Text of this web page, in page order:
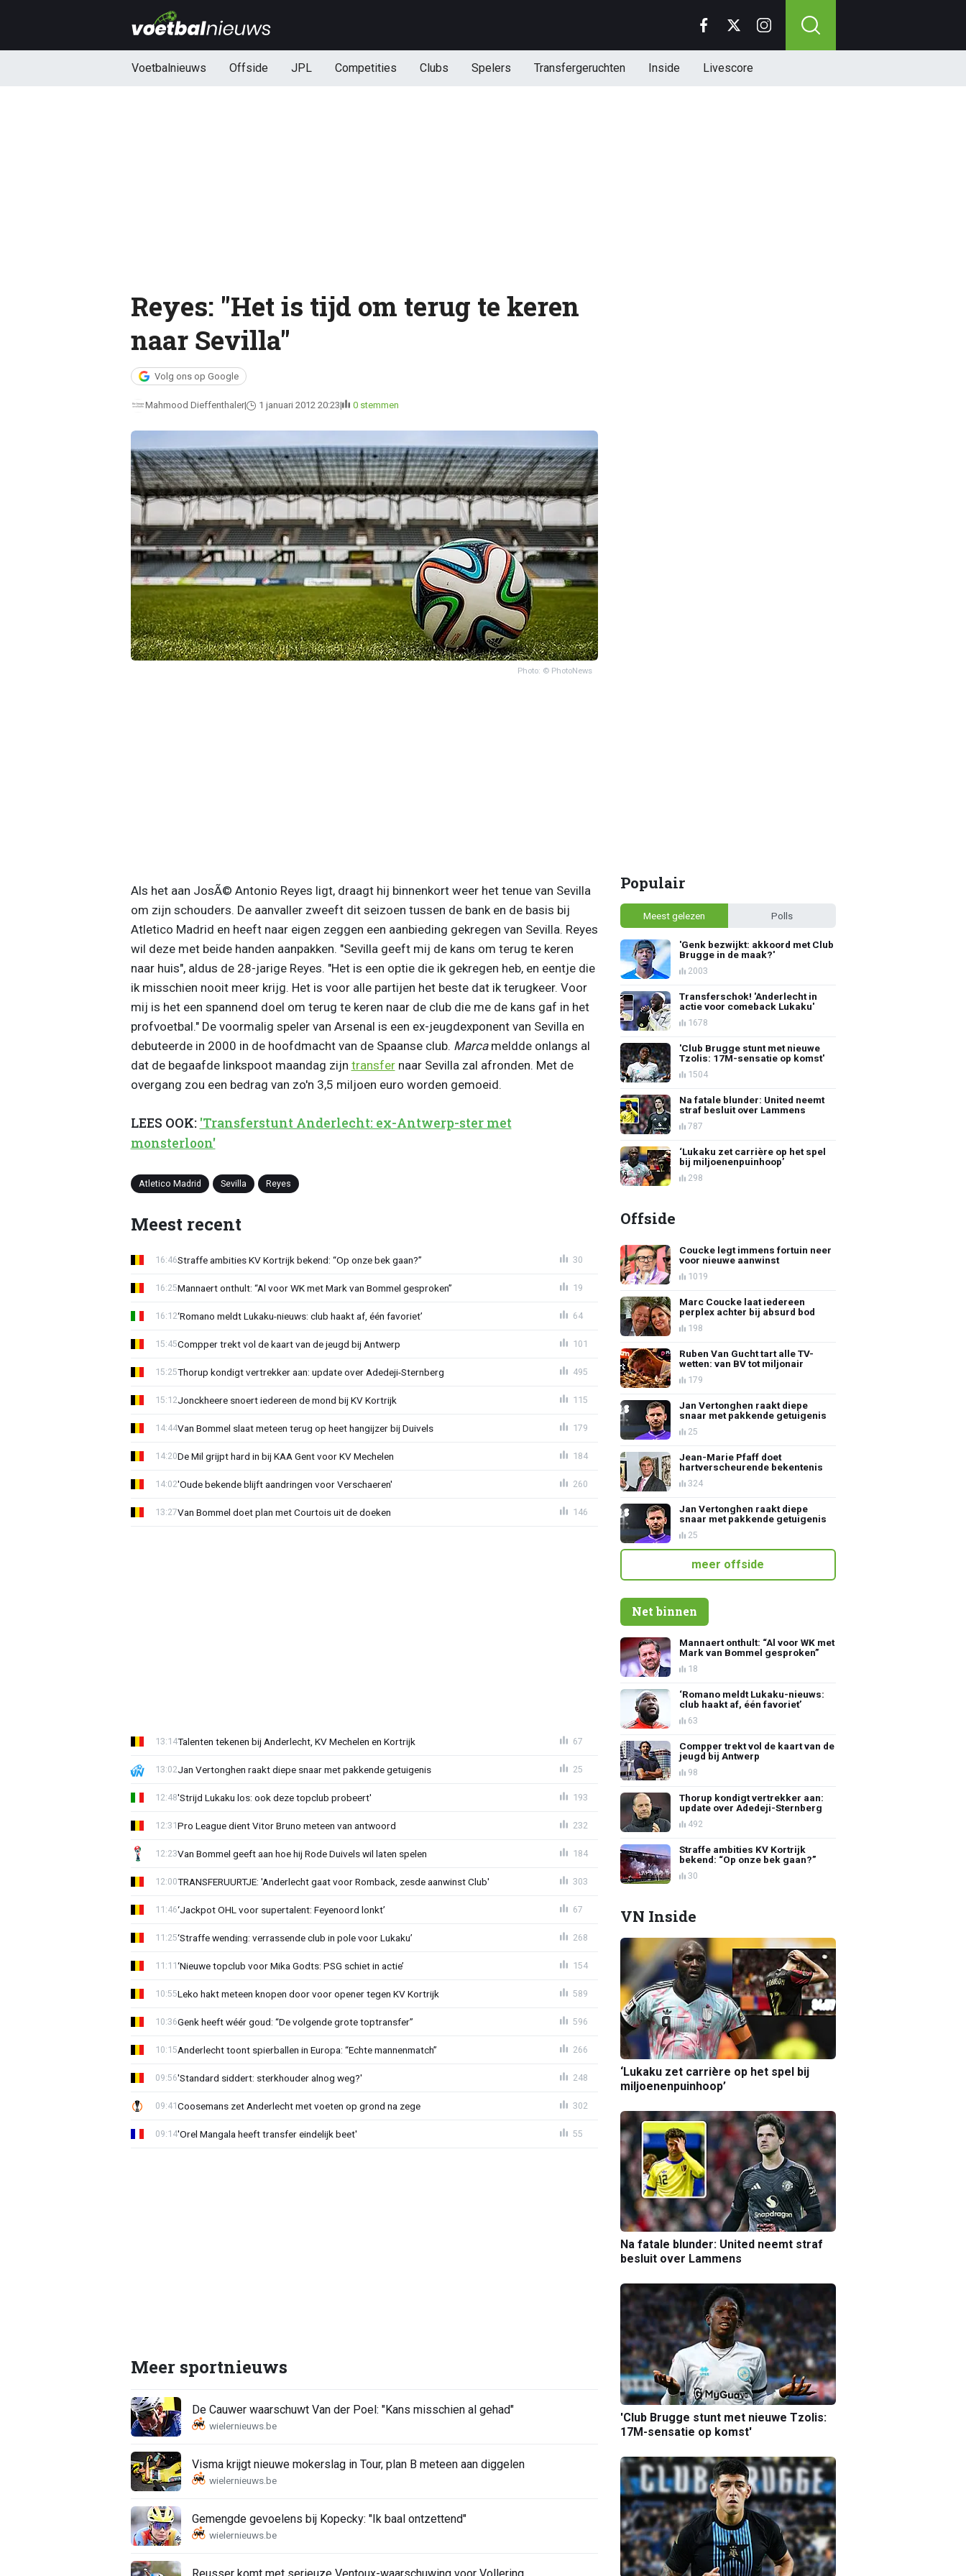
Voetbalnieuws Offside JPL Competities Clubs Spelers Transfergeruchten Inside Livescore
Reyes: "Het is tijd om terug te keren
naar Sevilla"
Volg ons op Google
Mahmood Dieffenthaler 1 januari 2012 20:23 0 stemmen
Photo: © PhotoNews
Als het aan JosÃ© Antonio Reyes ligt, draagt hij binnenkort weer het tenue van Sevilla
om zijn schouders. De aanvaller zweeft dit seizoen tussen de bank en de basis bij
Atletico Madrid en heeft naar eigen zeggen een aanbieding gekregen van Sevilla. Reyes
wil deze met beide handen aanpakken. "Sevilla geeft mij de kans om terug te keren
naar huis", aldus de 28-jarige Reyes. "Het is een optie die ik gekregen heb, en eentje die
ik misschien nooit meer krijg. Het is voor alle partijen het beste dat ik terugkeer. Voor
mij is het een spannend doel om terug te keren naar de club die me de kans gaf in het
profvoetbal." De voormalig speler van Arsenal is een ex-jeugdexponent van Sevilla en
debuteerde in 2000 in de hoofdmacht van de Spaanse club. Marcameldde onlangs al
dat de begaafde linkspoot maandag zijn transfernaar Sevilla zal afronden. Met de
overgang zou een bedrag van zo'n 3,5 miljoen euro worden gemoeid.
LEES OOK: 'Transferstunt Anderlecht: ex-Antwerp-ster met
monsterloon'
Atletico Madrid Sevilla Reyes
Meest recent
Straffe ambities KV Kortrijk bekend: “Op onze bek gaan?”
16:46 30
Mannaert onthult: “Al voor WK met Mark van Bommel gesproken”
16:25 19
‘Romano meldt Lukaku-nieuws: club haakt af, één favoriet’
16:12 64
Compper trekt vol de kaart van de jeugd bij Antwerp
15:45 101
Thorup kondigt vertrekker aan: update over Adedeji-Sternberg
15:25 495
Jonckheere snoert iedereen de mond bij KV Kortrijk
15:12 115
Van Bommel slaat meteen terug op heet hangijzer bij Duivels
14:44 179
De Mil grijpt hard in bij KAA Gent voor KV Mechelen
14:20 184
'Oude bekende blijft aandringen voor Verschaeren'
14:02 260
Van Bommel doet plan met Courtois uit de doeken
13:27 146
Talenten tekenen bij Anderlecht, KV Mechelen en Kortrijk
13:14 67
Jan Vertonghen raakt diepe snaar met pakkende getuigenis
13:02 25
'Strijd Lukaku los: ook deze topclub probeert'
12:48 193
Pro League dient Vitor Bruno meteen van antwoord
12:31 232
Van Bommel geeft aan hoe hij Rode Duivels wil laten spelen
12:23 184
TRANSFERUURTJE: 'Anderlecht gaat voor Romback, zesde aanwinst Club'
12:00 303
‘Jackpot OHL voor supertalent: Feyenoord lonkt’
11:46 67
‘Straffe wending: verrassende club in pole voor Lukaku’
11:25 268
‘Nieuwe topclub voor Mika Godts: PSG schiet in actie’
11:11 154
Leko hakt meteen knopen door voor opener tegen KV Kortrijk
10:55 589
Genk heeft wéér goud: “De volgende grote toptransfer”
10:36 596
Anderlecht toont spierballen in Europa: “Echte mannenmatch”
10:15 266
'Standard siddert: sterkhouder alnog weg?'
09:56 248
Coosemans zet Anderlecht met voeten op grond na zege
09:41 302
'Orel Mangala heeft transfer eindelijk beet'
09:14 55
Meer sportnieuws
De Cauwer waarschuwt Van der Poel: "Kans misschien al gehad"
Visma krijgt nieuwe mokerslag in Tour, plan B meteen aan diggelen
Gemengde gevoelens bij Kopecky: "Ik baal ontzettend"
Populair
Meest gelezen Polls
'Genk bezwijkt: akkoord met Club
Brugge in de maak?'
2003
Transferschok! 'Anderlecht in
actie voor comeback Lukaku'
1678
'Club Brugge stunt met nieuwe
Tzolis: 17M-sensatie op komst'
1504
Na fatale blunder: United neemt
straf besluit over Lammens
787
‘Lukaku zet carrière op het spel
bij miljoenenpuinhoop’
298
Offside
Coucke legt immens fortuin neer
voor nieuwe aanwinst
1019
Marc Coucke laat iedereen
perplex achter bij absurd bod
198
Ruben Van Gucht tart alle TV-
wetten: van BV tot miljonair
179
Jan Vertonghen raakt diepe
snaar met pakkende getuigenis
25
Jean-Marie Pfaff doet
hartverscheurende bekentenis
324
Jan Vertonghen raakt diepe
snaar met pakkende getuigenis
25
meer offside
Net binnen
Mannaert onthult: “Al voor WK met
Mark van Bommel gesproken”
18
‘Romano meldt Lukaku-nieuws:
club haakt af, één favoriet’
63
Compper trekt vol de kaart van de
jeugd bij Antwerp
98
Thorup kondigt vertrekker aan:
update over Adedeji-Sternberg
492
Straffe ambities KV Kortrijk
bekend: “Op onze bek gaan?”
30
VN Inside
‘Lukaku zet carrière op het spel bij
miljoenenpuinhoop’
Na fatale blunder: United neemt straf
besluit over Lammens
'Club Brugge stunt met nieuwe Tzolis:
17M-sensatie op komst'